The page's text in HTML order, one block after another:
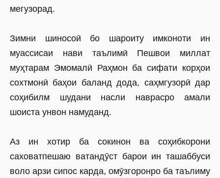
мегузорад.
Зимни шиносоӣ бо шароиту имконоти ин
муассисаи нави таълимӣ Пешвои миллат
муҳтарам Эмомалӣ Раҳмон ба сифати корҳои
сохтмонӣ баҳои баланд дода, саҳмгузорӣ дар
соҳибилм шудани насли наврасро амали
шоиста унвон намуданд.
Аз ин хотир ба сокинон ва соҳибкорони
саховатпешаю ватандӯст барои ин ташаббуси
воло арзи сипос карда, омӯзгоронро ба таълиму